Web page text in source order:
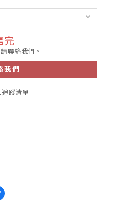
完
聯絡我們。
我們
追蹤清單